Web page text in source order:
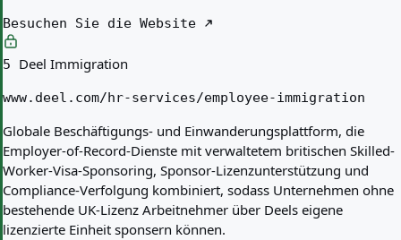
Besuchen Sie die Website
5 Deel Immigration
www.deel.com/hr-services/employee-immigration
Globale Beschäftigungs- und Einwanderungsplattform, die
Employer-of-Record-Dienste mit verwaltetem britischen Skilled-
Worker-Visa-Sponsoring, Sponsor-Lizenzunterstützung und
Compliance-Verfolgung kombiniert, sodass Unternehmen ohne
bestehende UK-Lizenz Arbeitnehmer über Deels eigene
lizenzierte Einheit sponsern können.